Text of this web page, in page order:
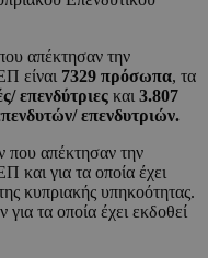
απέκτησαν την
είναι 7329 πρόσωπα, τα
επενδύτριες και 3.807
επενδυτριών.
απέκτησαν την
και για τα οποία έχει
κυπριακής υπηκοότητας.
τα οποία έχει εκδοθεί